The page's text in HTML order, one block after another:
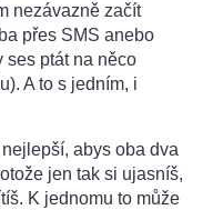
nezávazně začít
přes SMS anebo
ses ptát na něco
A to s jedním, i
abys oba dva
jen tak si ujasníš,
K jednomu to může